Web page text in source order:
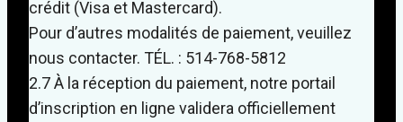
crédit (Visa et Mastercard).
Pour d’autres modalités de paiement, veuillez
nous contacter. TÉL. : 514-768-5812
2.7 À la réception du paiement, notre portail
d’inscription en ligne validera officiellement